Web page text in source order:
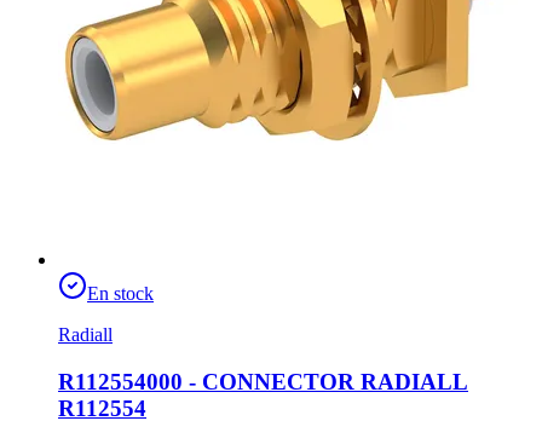
En stock
Radiall
R112554000 - CONNECTOR RADIALL
R112554